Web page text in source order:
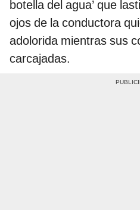
botella del agua’ que
ojos de la conductora
adolorida mientras sus
carcajadas.